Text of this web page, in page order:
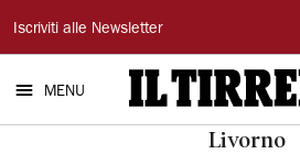
Il
Tirreno
Iscriviti alle Newsletter
MENU
Livorno